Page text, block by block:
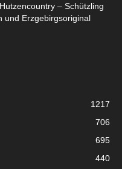
– Schützling
und Erzgebirgsoriginal
1217
706
695
440